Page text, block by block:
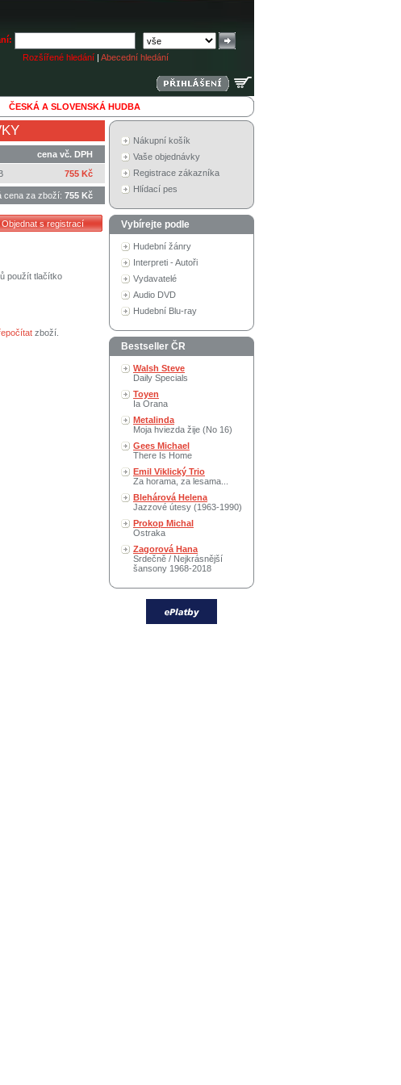
Rozšířené hledání | Abecední hledání
ČESKÁ A SLOVENSKÁ HUDBA
cena vč. DPH
755 Kč
cena za zboží: 755 Kč
použít tlačítko
zboží.
Nákupní košík
Vaše objednávky
Registrace zákazníka
Hlídací pes
Vybírejte podle
Hudební žánry
Interpreti - Autoři
Vydavatelé
Audio DVD
Hudební Blu-ray
Bestseller ČR
Walsh Steve
Daily Specials
Toyen
Ia Orana
Metalinda
Moja hviezda žije (No 16)
Gees Michael
There Is Home
Emil Viklický Trio
Za horama, za lesama...
Blehárová Helena
Jazzové útesy (1963-1990)
Prokop Michal
Ostraka
Zagorová Hana
Srdečně / Nejkrásnější
šansony 1968-2018